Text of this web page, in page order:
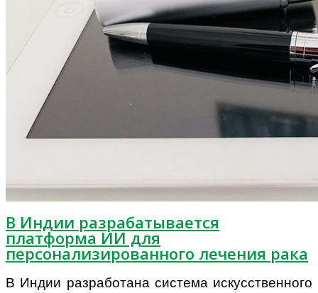
В Индии разрабатывается
платформа ИИ для
персонализированного лечения рака
В Индии разработана система искусственного